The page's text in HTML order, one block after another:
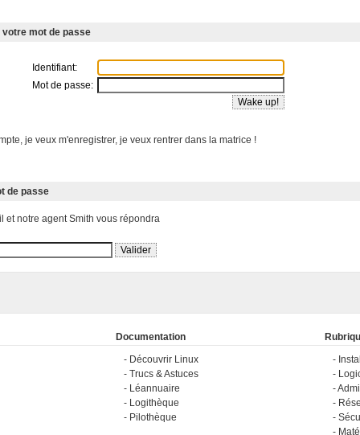
mot de passe
Identifiant:
Mot de passe:
je veux m'enregistrer, je veux rentrer dans la matrice !
de passe
et notre agent Smith vous répondra
Documentation
Découvrir Linux
Trucs & Astuces
Léannuaire
Logithèque
Pilothèque